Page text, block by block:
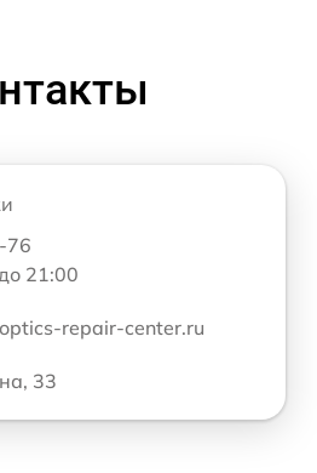
76
21:00
repair-center.ru
33